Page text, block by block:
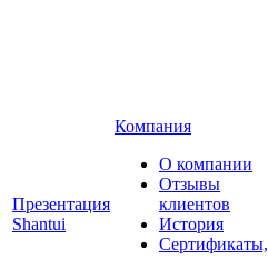
Презентация
Shantui
Компания
О компании
Отзывы
клиентов
История
Сертификаты,